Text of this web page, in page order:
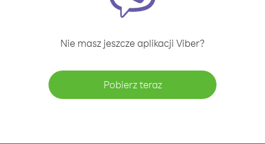
Nie masz jeszcze aplikacji Viber?
Pobierz teraz